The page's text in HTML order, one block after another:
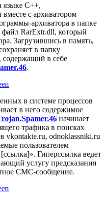
языке С++,
вместе с архиватором
архиватора в папке
RarExtr.dll, который
Загрузившись в память,
в папку
содержащий в себе
.
в системе процессов
в него содержимое
начинает
трафика в поисках
vkontakte.ru, odnoklassniki.ru
пользователем
Гиперссылка ведет
услугу предсказания
СМС-сообщение.